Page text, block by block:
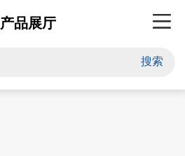
产品展厅
搜索